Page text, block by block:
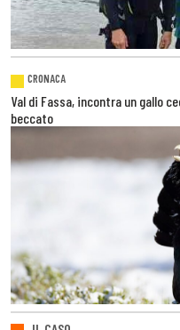
CRONACA
Val di Fassa, incontra un gallo
beccato